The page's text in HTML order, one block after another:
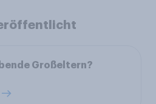
Großeltern?